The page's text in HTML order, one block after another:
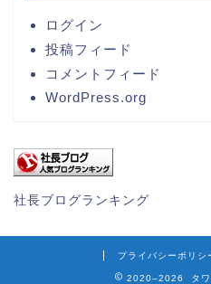
ログイン
投稿フィード
コメントフィード
WordPress.org
社長ブログランキング
プライバシーポリシ
2020–2026 タワ